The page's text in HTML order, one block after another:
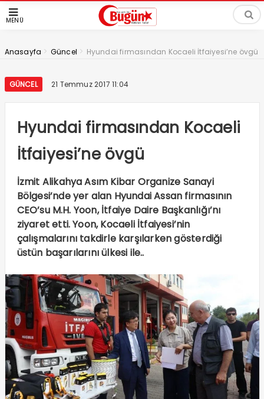
MENÜ
Anasayfa > Güncel > Hyundai firmasından Kocaeli İtfaiyesi’ne övgü
GÜNCEL 21 Temmuz 2017 11:04
Hyundai firmasından Kocaeli
İtfaiyesi’ne övgü
İzmit Alikahya Asım Kibar Organize Sanayi
Bölgesi’nde yer alan Hyundai Assan firmasının
CEO’su M.H. Yoon, İtfaiye Daire Başkanlığı’nı
ziyaret etti. Yoon, Kocaeli İtfaiyesi’nin
çalışmalarını takdirle karşılarken gösterdiği
üstün başarılarını ülkesi ile..